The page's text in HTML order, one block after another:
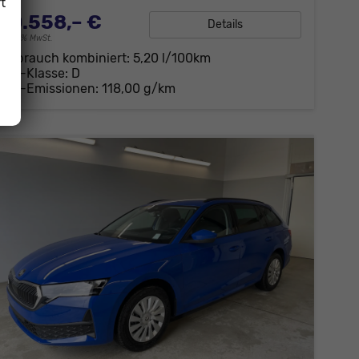
30.558,– €
incl. 19% MwSt.
Details
Verbrauch kombiniert: 5,20 l/100km
-Klasse: D
-Emissionen: 118,00 g/km